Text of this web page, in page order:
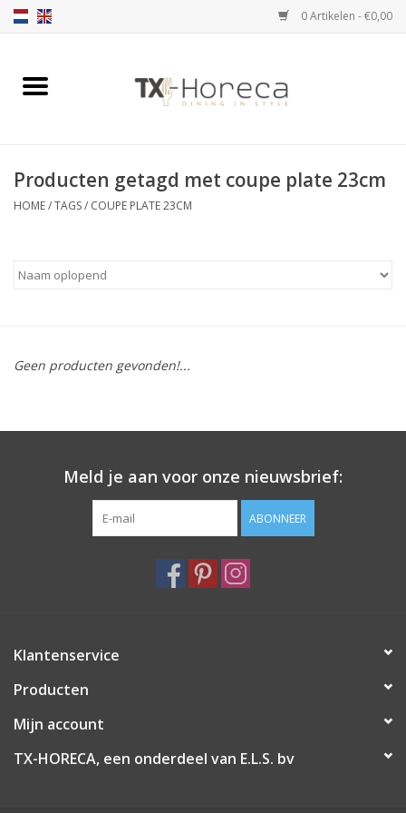
0 Artikelen - €0,00
Home
Catalogi
Producten getagd met coupe plate 23cm
HOME/TAGS/ COUPE PLATE 23CM
Geen producten gevonden!...
Meld je aan voor onze nieuwsbrief:
ABONNEER
Klantenservice
Producten
Mijn account
TX-HORECA, een onderdeel van E.L.S. bv